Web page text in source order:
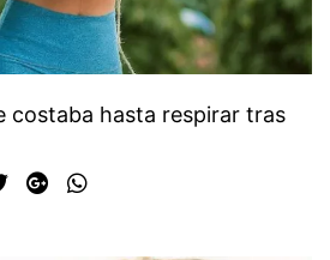
costaba hasta respirar tras